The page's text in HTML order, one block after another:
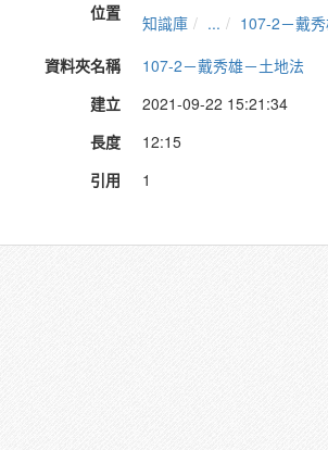
位置 知識庫 ...
107-2－戴
資料夾名稱
107-2－戴秀雄－土地法
建立
2021-09-22 15:21:34
長度
12:15
引用
1